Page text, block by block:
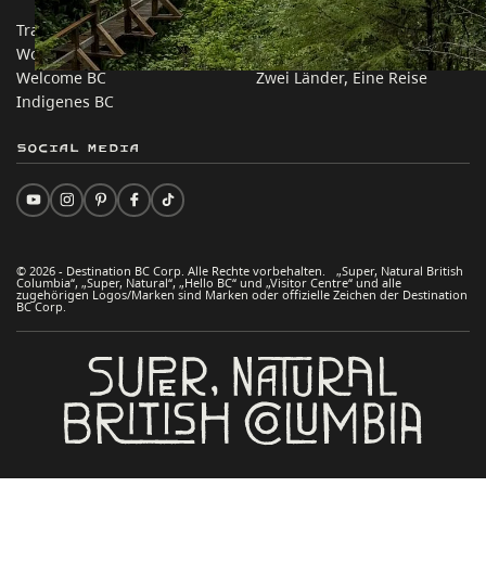
Trade & Invest BC
Work BC
Welcome BC
Indigenes BC
Reisevorschläge
Praktische Tipps
Zwei Länder, Eine Reise
© 2026 - Destination BC Corp. Alle Rechte vorbehalten. „Super, Natural British
Columbia“, „Super, Natural“, „Hello BC“ und „Visitor Centre“ und alle
zugehörigen Logos/Marken sind Marken oder offizielle Zeichen der Destination
BC Corp.
Social Media